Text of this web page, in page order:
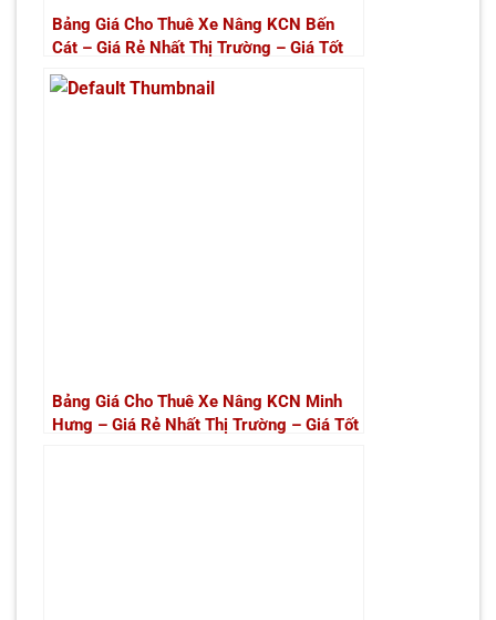
Bảng Giá Cho Thuê Xe Nâng KCN Bến
Cát – Giá Rẻ Nhất Thị Trường – Giá Tốt
Nhất | Xe Nâng Thành Phát
Bảng Giá Cho Thuê Xe Nâng KCN Minh
Hưng – Giá Rẻ Nhất Thị Trường – Giá Tốt